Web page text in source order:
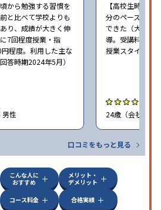
から勉強する習慣を
と比べて学校よりも
り、成績が大きく伸
7回程度授業・指
程度。利用した主な
答時期2024年5月）
性
【高校生時の通
分のペースで進
できた（大学受
導。受講料は月
授業スタイル：
24歳（会社員<
口コミをもっと見る
こんな人に
おすすめ
メリット・
デメリット
コース料金 合格実績